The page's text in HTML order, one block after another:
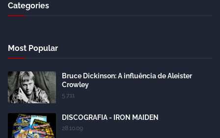
Categories
Most Popular
Bruce Dickinson: A influência de Aleister
Crowley
5.7.11
DISCOGRAFIA - IRON MAIDEN
28.10.09